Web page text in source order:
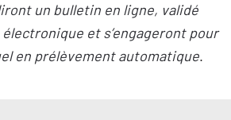
un bulletin en ligne, validé
et s’engageront pour
en prélèvement automatique.